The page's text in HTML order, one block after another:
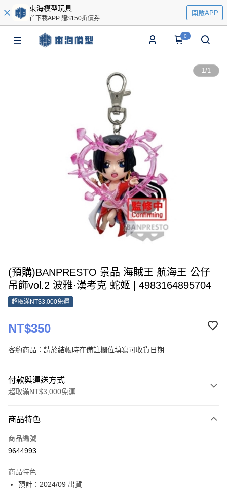
東海模型玩具
首下載APP 贈$150折價券
開啟APP
0
1/1
(預購)BANPRESTO 景品 海賊王 航海王 公仔
吊飾vol.2 波雅·漢考克 蛇姬 | 4983164895704
超取滿NT$3,000免運
NT$350
客約商品：請於結帳時在備註欄位填寫可收貨日期
付款與運送方式
超取滿NT$3,000免運
信用卡一次付款
超商取貨付款
Google Pay
商品特色
商品編號
9644993
商品特色
預計：2024/09 出貨